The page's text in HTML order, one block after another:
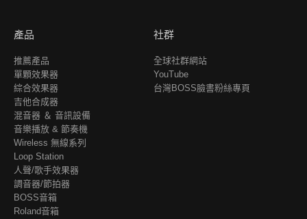
產品
推薦產品
單顆效果器
綜合效果器
吉他合成器
混音器 ＆ 音訊設備
音樂播放 & 節奏機
Wireless 無線系列
Loop Station
人聲/歌手效果器
調音器/節拍器
BOSS音箱
Roland音箱
社群
全球社群網站
YouTube
台灣BOSS臉書粉絲專頁